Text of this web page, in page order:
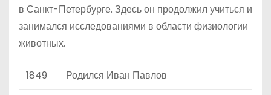
в Санкт-Петербурге. Здесь он продолжил учиться и
занимался исследованиями в области физиологии
животных.
1849 Родился Иван Павлов